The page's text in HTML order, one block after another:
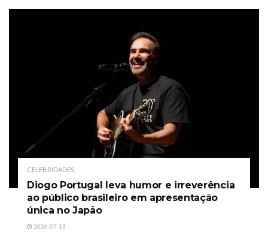
CELEBRIDADES
Diogo Portugal leva humor e irreverência
ao público brasileiro em apresentação
única no Japão
2026-07-13